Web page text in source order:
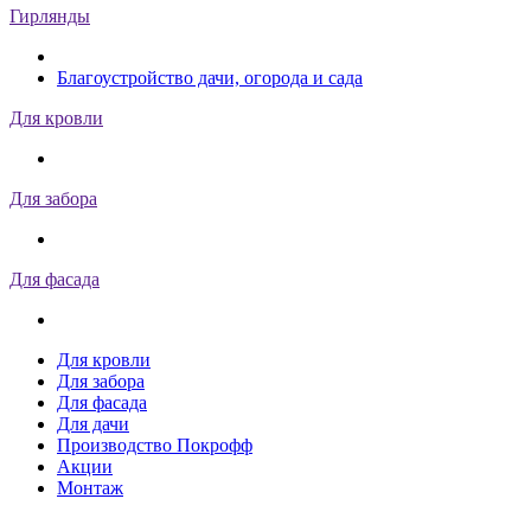
Гирлянды
Благоустройство дачи, огорода и сада
Для кровли
Для забора
Для фасада
Для кровли
Для забора
Для фасада
Для дачи
Производство Покрофф
Акции
Монтаж